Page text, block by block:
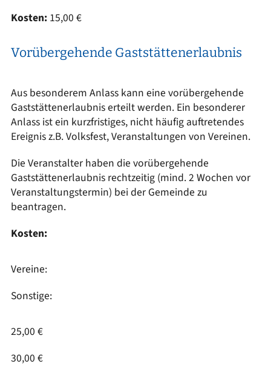
Kosten: 15,00 €
Vorübergehende Gaststättenerlaubnis
Aus besonderem Anlass kann eine vorübergehende
Gaststättenerlaubnis erteilt werden. Ein besonderer
Anlass ist ein kurzfristiges, nicht häufig auftretendes
Ereignis z.B. Volksfest, Veranstaltungen von Vereinen.
Die Veranstalter haben die vorübergehende
Gaststättenerlaubnis rechtzeitig (mind. 2 Wochen vor
Veranstaltungstermin) bei der Gemeinde zu
beantragen.
Kosten:
Vereine:
Sonstige:
25,00 €
30,00 €